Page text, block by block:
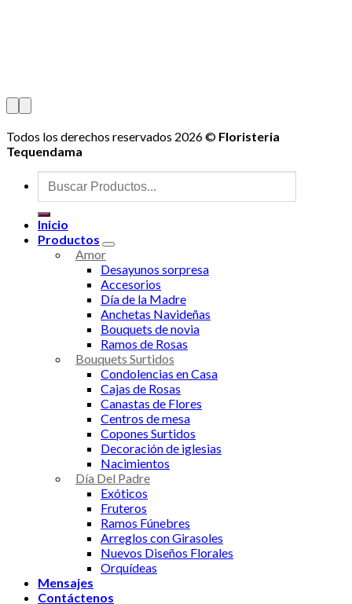
la
Todos los derechos reservados 2026 © Floristeria
Tequendama
Buscar
por:
Inicio
Productos
Amor
Desayunos sorpresa
Accesorios
Día de la Madre
Anchetas Navideñas
Bouquets de novia
Ramos de Rosas
Bouquets Surtidos
Condolencias en Casa
Cajas de Rosas
Canastas de Flores
Centros de mesa
Copones Surtidos
Decoración de iglesias
Nacimientos
Día Del Padre
Exóticos
Fruteros
Ramos Fúnebres
Arreglos con Girasoles
Nuevos Diseños Florales
Orquídeas
Mensajes
Contáctenos